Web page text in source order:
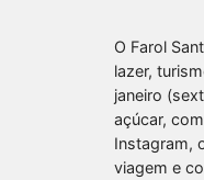
O Farol
lazer,
janeiro
açúcar,
Instagram,
viagem e